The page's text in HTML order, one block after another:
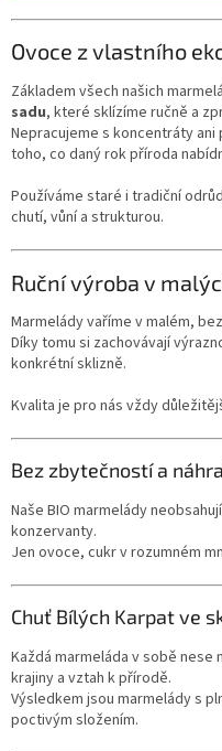
Ovoce z vlastního
Základem všech našich
sadu, které sklízíme ručně a
Nepracujeme s koncentráty
toho, co daný rok příroda
Používáme staré i tradiční
chutí, vůní a strukturou.
Ruční výroba v
Marmelády vaříme v malém,
Díky tomu si zachovávají
konkrétní sklizně.
Kvalita je pro nás vždy
Bez zbytečností a
Naše BIO marmelády
konzervanty.
Jen ovoce, cukr v rozumném
Chuť Bílých Karpat ve
Každá marmeláda v sobě
krajiny a vztah k přírodě.
Výsledkem jsou marmelády s
poctivým složením.